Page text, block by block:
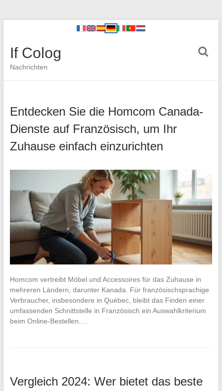
If Colog
Nachrichten
Entdecken Sie die Homcom Canada-
Dienste auf Französisch, um Ihr
Zuhause einfach einzurichten
Homcom vertreibt Möbel und Accessoires für das Zuhause in
mehreren Ländern, darunter Kanada. Für französischsprachige
Verbraucher, insbesondere in Québec, bleibt das Finden einer
umfassenden Schnittstelle in Französisch ein Auswahlkriterium
beim Online-Bestellen.…
Vergleich 2024: Wer bietet das beste